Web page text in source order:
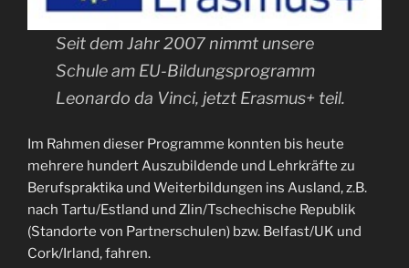
Seit dem Jahr 2007 nimmt unsere
Schule am EU-Bildungsprogramm
Leonardo da Vinci, jetzt Erasmus+ teil.
Im Rahmen dieser Programme konnten bis heute
mehrere hundert Auszubildende und Lehrkräfte zu
Berufspraktika und Weiterbildungen ins Ausland, z.B.
nach Tartu/Estland und Zlin/Tschechische Republik
(Standorte von Partnerschulen) bzw. Belfast/UK und
Cork/Irland, fahren.